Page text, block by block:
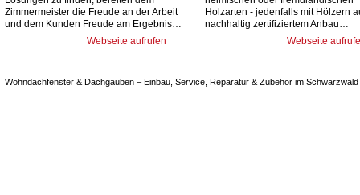
Zimmermeister die Freude an der Arbeit
und dem Kunden Freude am Ergebnis…
Webseite aufrufen
Holzarten - jedenfalls mit Hölzern
nachhaltig zertifiziertem Anbau…
Webseite
Wohndachfenster & Dachgauben – Einbau, Service, Reparatur & Zubehör im